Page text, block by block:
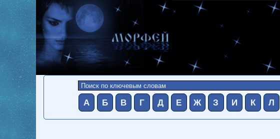
А Б В Г Д Е Ж З И К Л